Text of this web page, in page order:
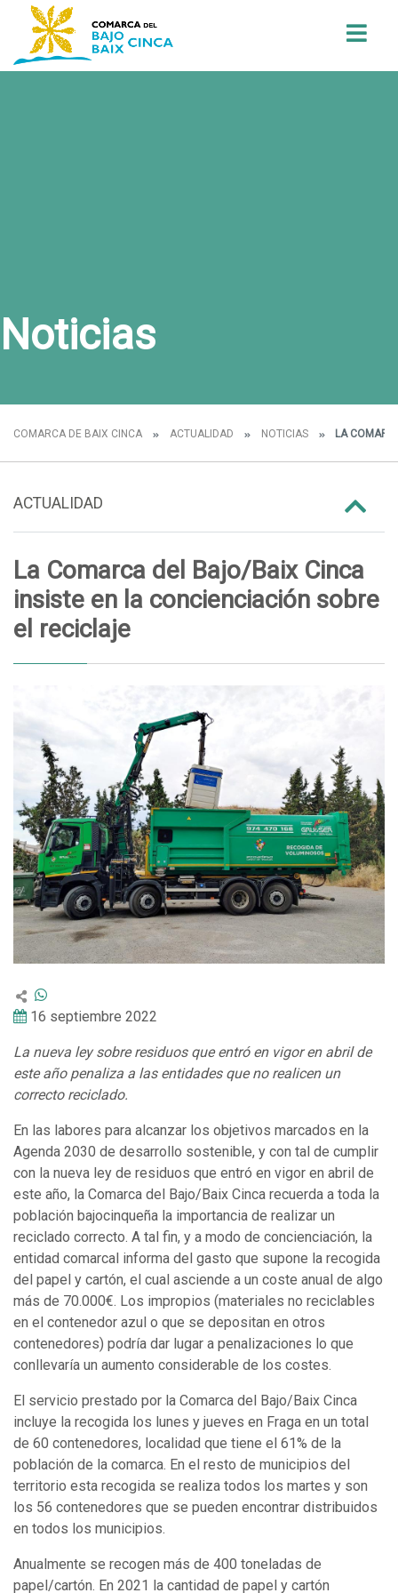
Noticias
COMARCA DE BAIX CINCA ACTUALIDAD NOTICIAS LA
ACTUALIDAD
La Comarca del Bajo/Baix Cinca
insiste en la concienciación sobre
el reciclaje
16 septiembre 2022
La nueva ley sobre residuos que entró en vigor en abril de
este año penaliza a las entidades que no realicen un
correcto reciclado.
En las labores para alcanzar los objetivos marcados en la
Agenda 2030 de desarrollo sostenible, y con tal de cumplir
con la nueva ley de residuos que entró en vigor en abril de
este año, la Comarca del Bajo/Baix Cinca recuerda a toda la
población bajocinqueña la importancia de realizar un
reciclado correcto. A tal fin, y a modo de concienciación, la
entidad comarcal informa del gasto que supone la recogida
del papel y cartón, el cual asciende a un coste anual de algo
más de 70.000€. Los impropios (materiales no reciclables
en el contenedor azul o que se depositan en otros
contenedores) podría dar lugar a penalizaciones lo que
conllevaría un aumento considerable de los costes.
El servicio prestado por la Comarca del Bajo/Baix Cinca
incluye la recogida los lunes y jueves en Fraga en un total
de 60 contenedores, localidad que tiene el 61% de la
población de la comarca. En el resto de municipios del
territorio esta recogida se realiza todos los martes y son
los 56 contenedores que se pueden encontrar distribuidos
en todos los municipios.
Anualmente se recogen más de 400 toneladas de
papel/cartón. En 2021 la cantidad de papel y cartón